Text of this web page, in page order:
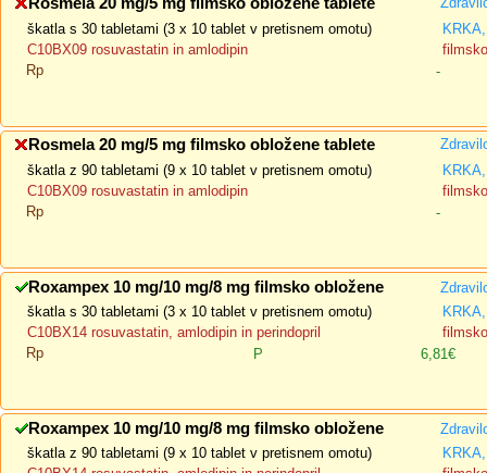
škatla s 30 tabletami (3 x 10 tablet v pretisnem omotu)
C10BX09 rosuvastatin in amlodipin
Rp
-
Rosmela 20 mg/5 mg filmsko obložene tablete
škatla z 90 tabletami (9 x 10 tablet v pretisnem omotu)
C10BX09 rosuvastatin in amlodipin
Rp
-
Roxampex 10 mg/10 mg/8 mg filmsko obložene
škatla s 30 tabletami (3 x 10 tablet v pretisnem omotu)
C10BX14 rosuvastatin, amlodipin in perindopril
Rp
P 6,81€
Roxampex 10 mg/10 mg/8 mg filmsko obložene
škatla z 90 tabletami (9 x 10 tablet v pretisnem omotu)